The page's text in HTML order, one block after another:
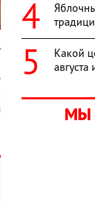
Какой
августа
МЫ